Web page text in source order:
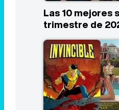
Las 10 mejores
trimestre de